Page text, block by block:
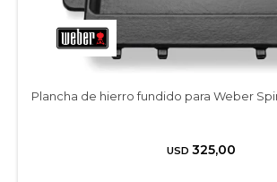
Plancha de hierro fundido para Weber
USD 325,00